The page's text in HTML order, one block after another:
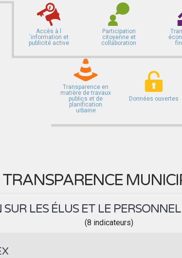
Accès à l
´information et
publicité active
Participation
citoyenne et
collaboration
Transparence en
matière de travaux
publics et de
planification
urbaine
Données ouvertes
TRANSPARENCE
LES ÉLUS ET LE
(8 indicateurs)